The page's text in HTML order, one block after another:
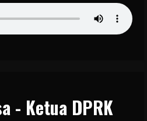
- Ketua DPRK